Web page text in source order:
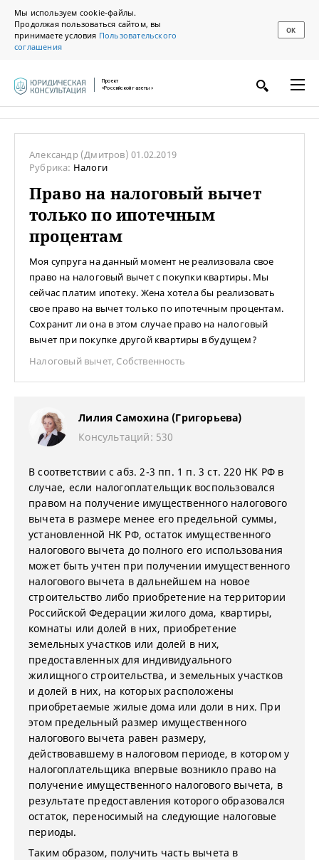
Мы используем cookie-файлы.
Продолжая пользоваться сайтом, вы
принимаете условия Пользовательского
соглашения
ОК
Проект
«Российской газеты»
Александр(Дмитров)01.02.2019
Рубрика: Налоги
Право на налоговый вычет
только по ипотечным
процентам
Моя супруга на данный момент не реализовала свое
право на налоговый вычет с покупки квартиры. Мы
сейчас платим ипотеку. Жена хотела бы реализовать
свое право на вычет только по ипотечным процентам.
Сохранит ли она в этом случае право на налоговый
вычет при покупке другой квартиры в будущем?
Налоговый вычет, Собственность
Лилия Самохина (Григорьева)
Консультаций: 530
В соответствии с абз. 2-3 пп. 1 п. 3 ст. 220 НК РФ в
случае, если налогоплательщик воспользовался
правом на получение имущественного налогового
вычета в размере менее его предельной суммы,
установленной НК РФ, остаток имущественного
налогового вычета до полного его использования
может быть учтен при получении имущественного
налогового вычета в дальнейшем на новое
строительство либо приобретение на территории
Российской Федерации жилого дома, квартиры,
комнаты или долей в них, приобретение
земельных участков или долей в них,
предоставленных для индивидуального
жилищного строительства, и земельных участков
и долей в них, на которых расположены
приобретаемые жилые дома или доли в них. При
этом предельный размер имущественного
налогового вычета равен размеру,
действовавшему в налоговом периоде, в котором у
налогоплательщика впервые возникло право на
получение имущественного налогового вычета, в
результате предоставления которого образовался
остаток, переносимый на следующие налоговые
периоды.
Таким образом, получить часть вычета в